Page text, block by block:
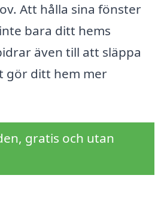
Att hålla sina fönster
bara ditt hems
även till att släppa
gör ditt hem mer
gratis och utan